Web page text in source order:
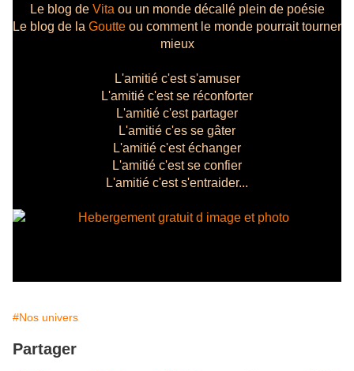
Le blog de Vita ou un monde décallé plein de poésie
Le blog de la Goutte ou comment le monde pourrait tourner
mieux
L'amitié c'est s'amuser
L'amitié c'est se réconforter
L'amitié c'est partager
L'amitié c'es se gâter
L'amitié c'est échanger
L'amitié c'est se confier
L'amitié c'est s'entraider...
#Nos univers
Partager